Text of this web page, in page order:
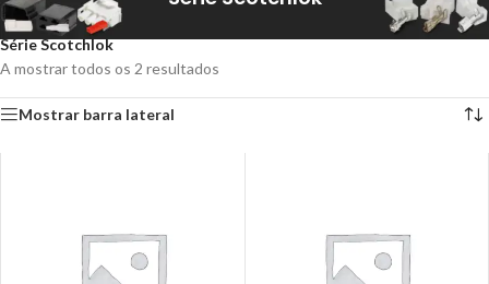
Início/Conectores & Isoladores
Série Scotchlok
A mostrar todos os 2 resultados
Mostrar barra lateral